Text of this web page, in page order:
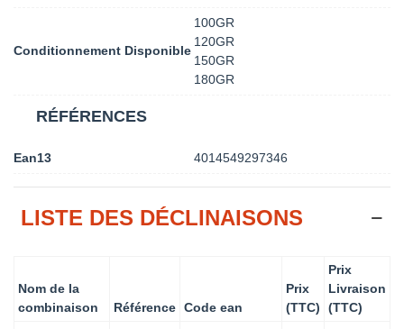
Conditionnement Disponible
100GR
120GR
150GR
180GR
RÉFÉRENCES
Ean13 4014549297346
LISTE DES DÉCLINAISONS
Nom de la
combinaison
Référence Code ean
Prix
(TTC)
Prix
Livraison
(TTC)